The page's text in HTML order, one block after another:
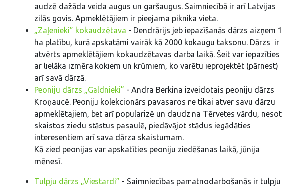
audzē dažāda veida augus un garšaugus. Saimniecībā ir arī Latvijas
zilās govis. Apmeklētājiem ir pieejama piknika vieta.
„Zaļenieki” kokaudzētava - Dendrārijs jeb iepazīšanās dārzs aizņem 1
ha platību, kurā apskatāmi vairāk kā 2000 kokaugu taksonu. Dārzs ir
atvērts apmeklētājiem kokaudzētavas darba laikā. Šeit var iepazīties
ar lielāka izmēra kokiem un krūmiem, ko varētu ieprojektēt (pārnest)
arī savā dārzā.
Peoniju dārzs „Galdnieki” - Andra Berkina izveidotais peoniju dārzs
Kroņaucē. Peoniju kolekcionārs pavasaros ne tikai atver savu dārzu
apmeklētajiem, bet arī popularizē un daudzina Tērvetes vārdu, nesot
skaistos ziedu stāstus pasaulē, piedāvājot stādus iegādāties
interesentiem arī sava dārza skaistumam.
Kā zied peonijas var apskatīties peoniju ziedēšanas laikā, jūnija
mēnesī.
Tulpju dārzs „Viestardi” - Saimniecības pamatnodarbošanās ir tulpju